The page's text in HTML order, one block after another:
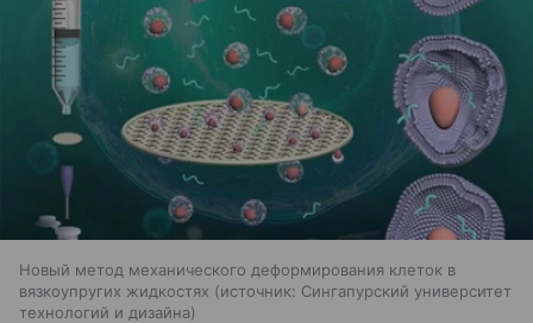
Новый метод механического деформирования клеток в
вязкоупругих жидкостях
источник: Сингапурский университет
технологий и дизайна